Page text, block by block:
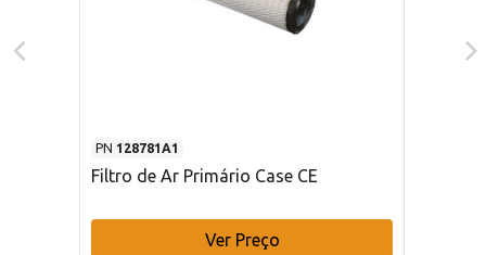
PN 128781A1
Filtro de Ar Primário Case CE
Ver Preço